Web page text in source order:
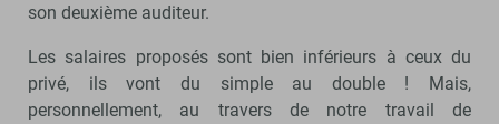
son deuxième auditeur.
Les salaires proposés sont bien inférieurs à ceux du
privé, ils vont du simple au double ! Mais,
personnellement, au travers de notre travail de